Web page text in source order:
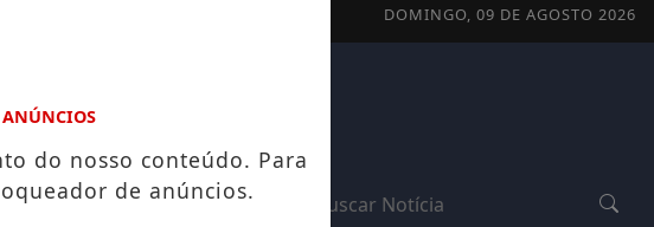
DOMINGO, 09 DE AGOSTO 2026
FUTEBOL
ANÚNCIOS
do nosso conteúdo. Para
de anúncios.